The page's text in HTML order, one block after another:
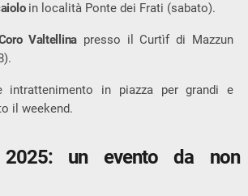
in località Ponte dei Frati (sabato).
Valtellina presso il Curtìf di Mazzun
intrattenimento in piazza per grandi e
il weekend.
2025: un evento da non